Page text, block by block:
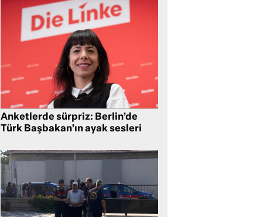
Anketlerde sürpriz: Berlin’de
Türk Başbakan’ın ayak sesleri